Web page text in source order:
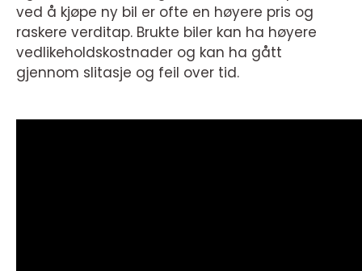
ved å kjøpe ny bil er ofte en høyere pris og
raskere verditap. Brukte biler kan ha høyere
vedlikeholdskostnader og kan ha gått
gjennom slitasje og feil over tid.